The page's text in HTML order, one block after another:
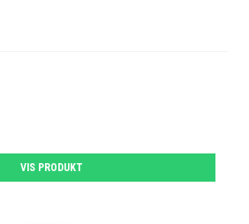
VIS PRODUKT